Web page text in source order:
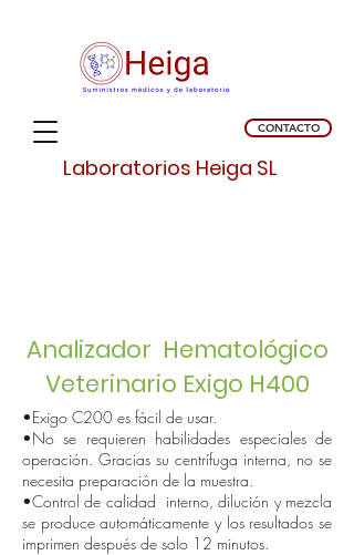
Laboratorios Heiga SL
CONTACTO
Analizador Hematológico
Veterinario Exigo H400
•Exigo C200 es fácil de usar.
•No se requieren habilidades especiales de
operación. Gracias su centrífuga interna, no se
necesita preparación de la muestra.
•Control de calidad interno, dilución y mezcla
se produce automáticamente y los resultados se
imprimen después de solo 12 minutos.